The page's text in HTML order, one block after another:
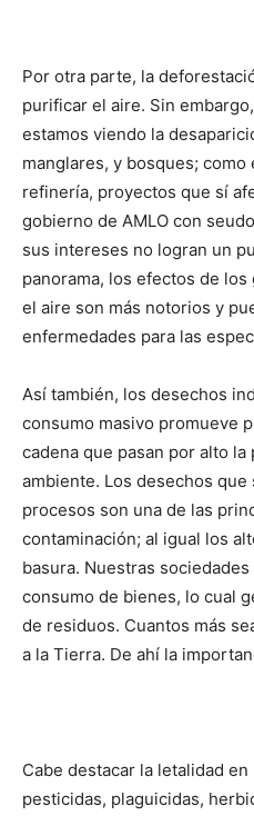
Por otra parte, la
purificar el aire. Sin
estamos viendo la
manglares, y bosques;
refinería, proyectos que sí
gobierno de AMLO con
sus intereses no logran un
panorama, los efectos de
el aire son más notorios y
enfermedades para las
Así también, los desechos
consumo masivo promueve
cadena que pasan por alto
ambiente. Los desechos
procesos son una de las
contaminación; al igual los
basura. Nuestras
consumo de bienes, lo cual
de residuos. Cuantos más
a la Tierra. De ahí la
Cabe destacar la letalidad
pesticidas, plaguicidas,